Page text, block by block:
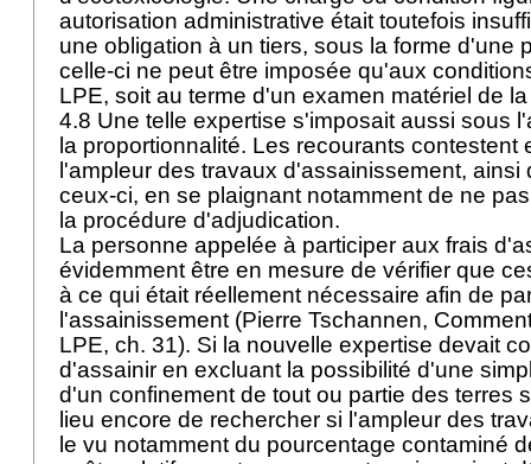
autorisation administrative était toutefois
une obligation à un tiers, sous la forme d'une
celle-ci ne peut être imposée qu'aux
LPE, soit au terme d'un examen matériel de
4.8 Une telle expertise s'imposait aussi sous
la proportionnalité. Les recourants contestent
l'ampleur des travaux d'assainissement, ainsi
ceux-ci, en se plaignant notamment de ne
la procédure d'adjudication.
La personne appelée à participer aux frais
évidemment être en mesure de vérifier que
à ce qui était réellement nécessaire afin de
l'assainissement (Pierre Tschannen,
LPE, ch. 31). Si la nouvelle expertise devait
d'assainir en excluant la possibilité d'une
d'un confinement de tout ou partie des terres
lieu encore de rechercher si l'ampleur des
le vu notamment du pourcentage contaminé